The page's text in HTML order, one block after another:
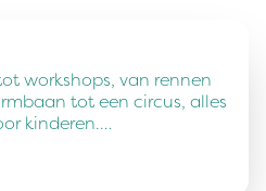
workshops, van rennen
tot een circus, alles
kinderen.…